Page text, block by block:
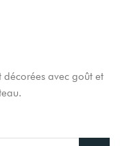
décorées avec goût et